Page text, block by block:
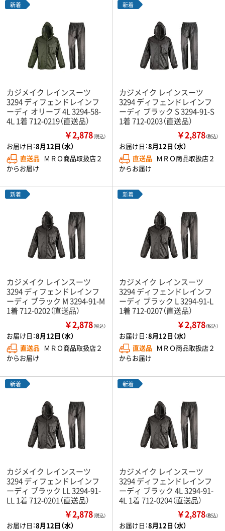
新着
カジメイク レインスーツ
3294 ディフェンドレインフ
ーディ オリーブ 4L 3294-58-
4L 1着 712-0219（直送品）
￥2,878（税込）
お届け日：8月12日（水）
直送品 ＭＲＯ商品取扱店２
からお届け
新着
カジメイク レインスーツ
3294 ディフェンドレインフ
ーディ ブラック S 3294-91-S
1着 712-0203（直送品）
￥2,878（税込）
お届け日：8月12日（水）
直送品 ＭＲＯ商品取扱店２
からお届け
新着
カジメイク レインスーツ
3294 ディフェンドレインフ
ーディ ブラック M 3294-91-M
1着 712-0202（直送品）
￥2,878（税込）
お届け日：8月12日（水）
直送品 ＭＲＯ商品取扱店２
からお届け
新着
カジメイク レインスーツ
3294 ディフェンドレインフ
ーディ ブラック L 3294-91-L
1着 712-0207（直送品）
￥2,878（税込）
お届け日：8月12日（水）
直送品 ＭＲＯ商品取扱店２
からお届け
新着
カジメイク レインスーツ
3294 ディフェンドレインフ
ーディ ブラック LL 3294-91-
LL 1着 712-0201（直送品）
￥2,878（税込）
お届け日：8月12日（水）
新着
カジメイク レインスーツ
3294 ディフェンドレインフ
ーディ ブラック 4L 3294-91-
4L 1着 712-0204（直送品）
￥2,878（税込）
お届け日：8月12日（水）